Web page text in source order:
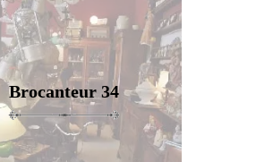
Brocanteur 34